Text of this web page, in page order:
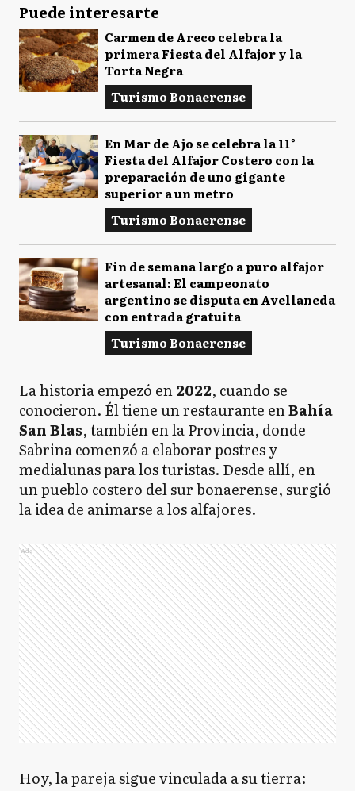
Puede interesarte
Carmen de Areco celebra la
primera Fiesta del Alfajor y la
Torta Negra
Turismo Bonaerense
En Mar de Ajo se celebra la 11°
Fiesta del Alfajor Costero con la
preparación de uno gigante
superior a un metro
Turismo Bonaerense
Fin de semana largo a puro alfajor
artesanal: El campeonato
argentino se disputa en Avellaneda
con entrada gratuita
Turismo Bonaerense
La historia empezó en2022, cuando se
conocieron. Él tiene un restaurante enBahía
San Blas, también en la Provincia, donde
Sabrina comenzó a elaborar postres y
medialunas para los turistas. Desde allí, en
un pueblo costero del sur bonaerense, surgió
la idea de animarse a los alfajores.
Ads
Hoy, la pareja sigue vinculada a su tierra: